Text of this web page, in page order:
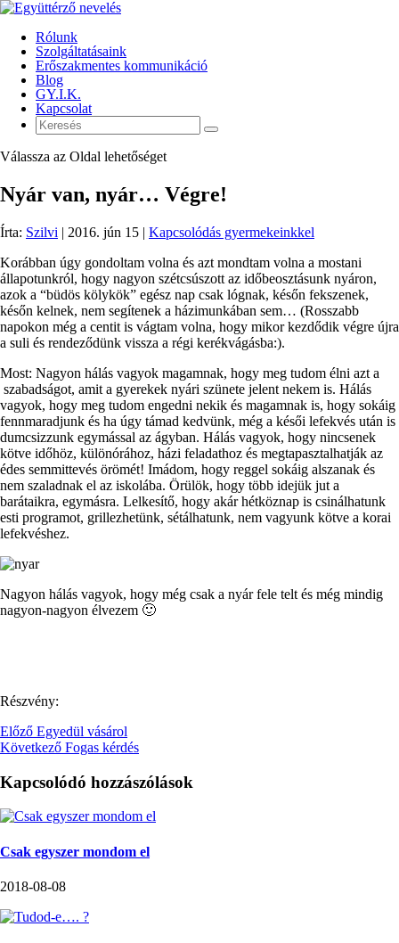
Rólunk
Szolgáltatásaink
Erőszakmentes kommunikáció
Blog
GY.I.K.
Kapcsolat
Válassza az Oldal lehetőséget
Nyár van, nyár… Végre!
Írta: Szilvi | 2016. jún 15 | Kapcsolódás gyermekeinkkel
Korábban úgy gondoltam volna és azt mondtam volna a mostani
állapotunkról, hogy nagyon szétcsúszott az időbeosztásunk nyáron,
azok a “büdös kölykök” egész nap csak lógnak, későn fekszenek,
későn kelnek, nem segítenek a házimunkában sem… (Rosszabb
napokon még a centit is vágtam volna, hogy mikor kezdődik végre újra
a suli és rendeződünk vissza a régi kerékvágásba:).
Most: Nagyon hálás vagyok magamnak, hogy meg tudom élni azt a
szabadságot, amit a gyerekek nyári szünete jelent nekem is. Hálás
vagyok, hogy meg tudom engedni nekik és magamnak is, hogy sokáig
fennmaradjunk és ha úgy támad kedvünk, még a késői lefekvés után is
dumcsizzunk egymással az ágyban. Hálás vagyok, hogy nincsenek
kötve időhöz, különórához, házi feladathoz és megtapasztalhatják az
édes semmittevés örömét! Imádom, hogy reggel sokáig alszanak és
nem szaladnak el az iskolába. Örülök, hogy több idejük jut a
barátaikra, egymásra. Lelkesítő, hogy akár hétköznap is csinálhatunk
esti programot, grillezhetünk, sétálhatunk, nem vagyunk kötve a korai
lefekvéshez.
Nagyon hálás vagyok, hogy még csak a nyár fele telt és még mindig
nagyon-nagyon élvezem 🙂
Részvény:
Előző Egyedül vásárol
Következő Fogas kérdés
Kapcsolódó hozzászólások
Csak egyszer mondom el
2018-08-08